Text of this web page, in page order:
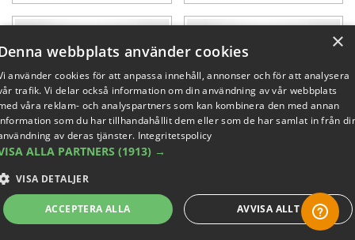
-50%
Arsenal FC
Fickkalender 2026
Kalender Legends 2026
×
webbplats använder cookies
använder cookies för att anpassa innehåll, annonser och för att analysera
trafik. Vi delar också information om din användning av vår webbplats
våra reklam- och analyspartners som kan kombinera den med annan
som du har tillhandahållit dem eller som de har samlat in från
av deras tjänster. Integritetspolicy
ALLA PARTNERS (1913) →
VISA DETALJER
ACCEPTERA ALLA AVVISA ALLT